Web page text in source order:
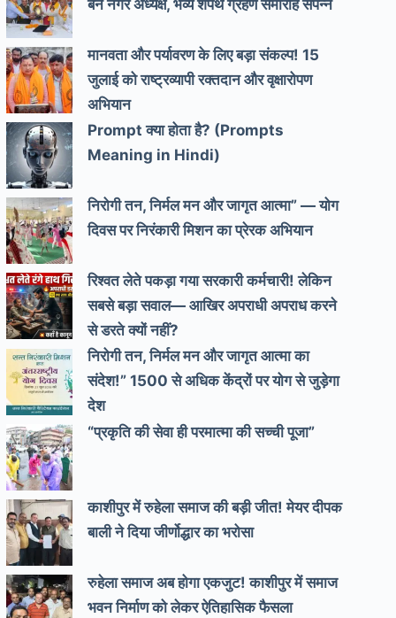
बने नगर अध्यक्ष, भव्य शपथ ग्रहण समारोह संपन्न
मानवता और पर्यावरण के लिए बड़ा संकल्प! 15
जुलाई को राष्ट्रव्यापी रक्तदान और वृक्षारोपण
अभियान
Prompt क्या होता है? (Prompts
Meaning in Hindi)
निरोगी तन, निर्मल मन और जागृत आत्मा” — योग
दिवस पर निरंकारी मिशन का प्रेरक अभियान
रिश्वत लेते पकड़ा गया सरकारी कर्मचारी! लेकिन
सबसे बड़ा सवाल— आखिर अपराधी अपराध करने
से डरते क्यों नहीं?
निरोगी तन, निर्मल मन और जागृत आत्मा का
संदेश!” 1500 से अधिक केंद्रों पर योग से जुड़ेगा
देश
“प्रकृति की सेवा ही परमात्मा की सच्ची पूजा”
काशीपुर में रुहेला समाज की बड़ी जीत! मेयर दीपक
बाली ने दिया जीर्णोद्धार का भरोसा
रुहेला समाज अब होगा एकजुट! काशीपुर में समाज
भवन निर्माण को लेकर ऐतिहासिक फैसला